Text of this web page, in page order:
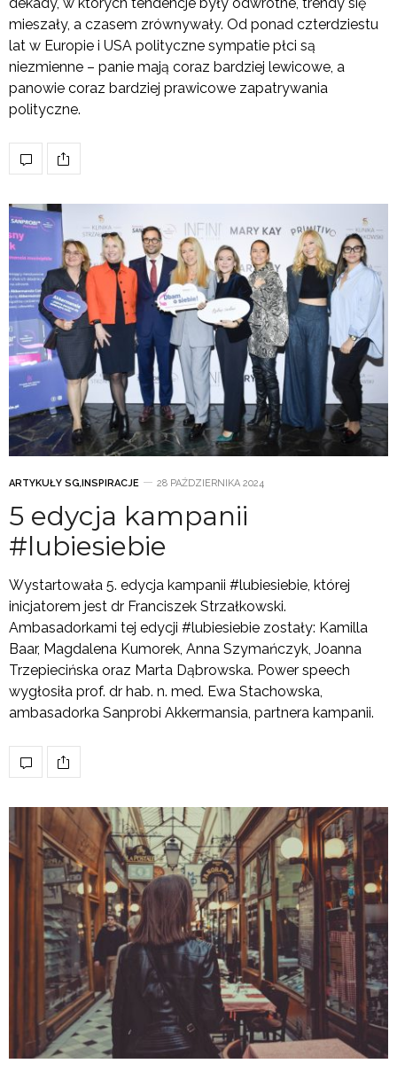
mieszały, a czasem zrównywały. Od ponad czterdziestu
lat w Europie i USA polityczne sympatie płci są
niezmienne – panie mają coraz bardziej lewicowe, a
panowie coraz bardziej prawicowe zapatrywania
polityczne.
ARTYKUŁY SG, INSPIRACJE 28 PAŹDZIERNIKA 2024
5 edycja kampanii
#lubiesiebie
Wystartowała 5. edycja kampanii #lubiesiebie, której
inicjatorem jest dr Franciszek Strzałkowski.
Ambasadorkami tej edycji #lubiesiebie zostały: Kamilla
Baar, Magdalena Kumorek, Anna Szymańczyk, Joanna
Trzepiecińska oraz Marta Dąbrowska. Power speech
wygłosiła prof. dr hab. n. med. Ewa Stachowska,
ambasadorka Sanprobi Akkermansia, partnera kampanii.